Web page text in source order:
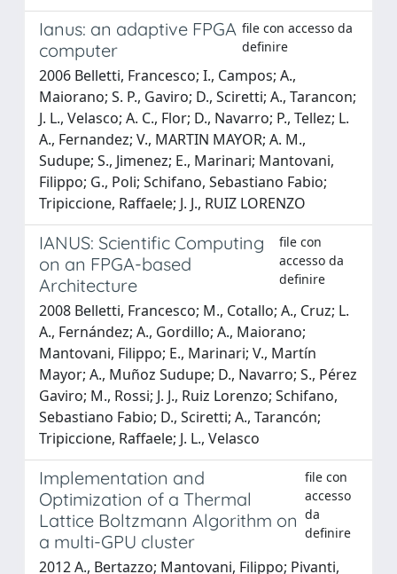
Ianus: an adaptive FPGA
computer
file con accesso da
definire
2006 Belletti, Francesco; I., Campos; A.,
Maiorano; S. P., Gaviro; D., Sciretti; A., Tarancon;
J. L., Velasco; A. C., Flor; D., Navarro; P., Tellez; L.
A., Fernandez; V., MARTIN MAYOR; A. M.,
Sudupe; S., Jimenez; E., Marinari; Mantovani,
Filippo; G., Poli; Schifano, Sebastiano Fabio;
Tripiccione, Raffaele; J. J., RUIZ LORENZO
IANUS: Scientific Computing
on an FPGA-based
Architecture
file con
accesso da
definire
2008 Belletti, Francesco; M., Cotallo; A., Cruz; L.
A., Fernández; A., Gordillo; A., Maiorano;
Mantovani, Filippo; E., Marinari; V., Martín
Mayor; A., Muñoz Sudupe; D., Navarro; S., Pérez
Gaviro; M., Rossi; J. J., Ruiz Lorenzo; Schifano,
Sebastiano Fabio; D., Sciretti; A., Tarancón;
Tripiccione, Raffaele; J. L., Velasco
Implementation and
Optimization of a Thermal
Lattice Boltzmann Algorithm on
a multi-GPU cluster
file con
accesso
da
definire
2012 A., Bertazzo; Mantovani, Filippo; Pivanti,